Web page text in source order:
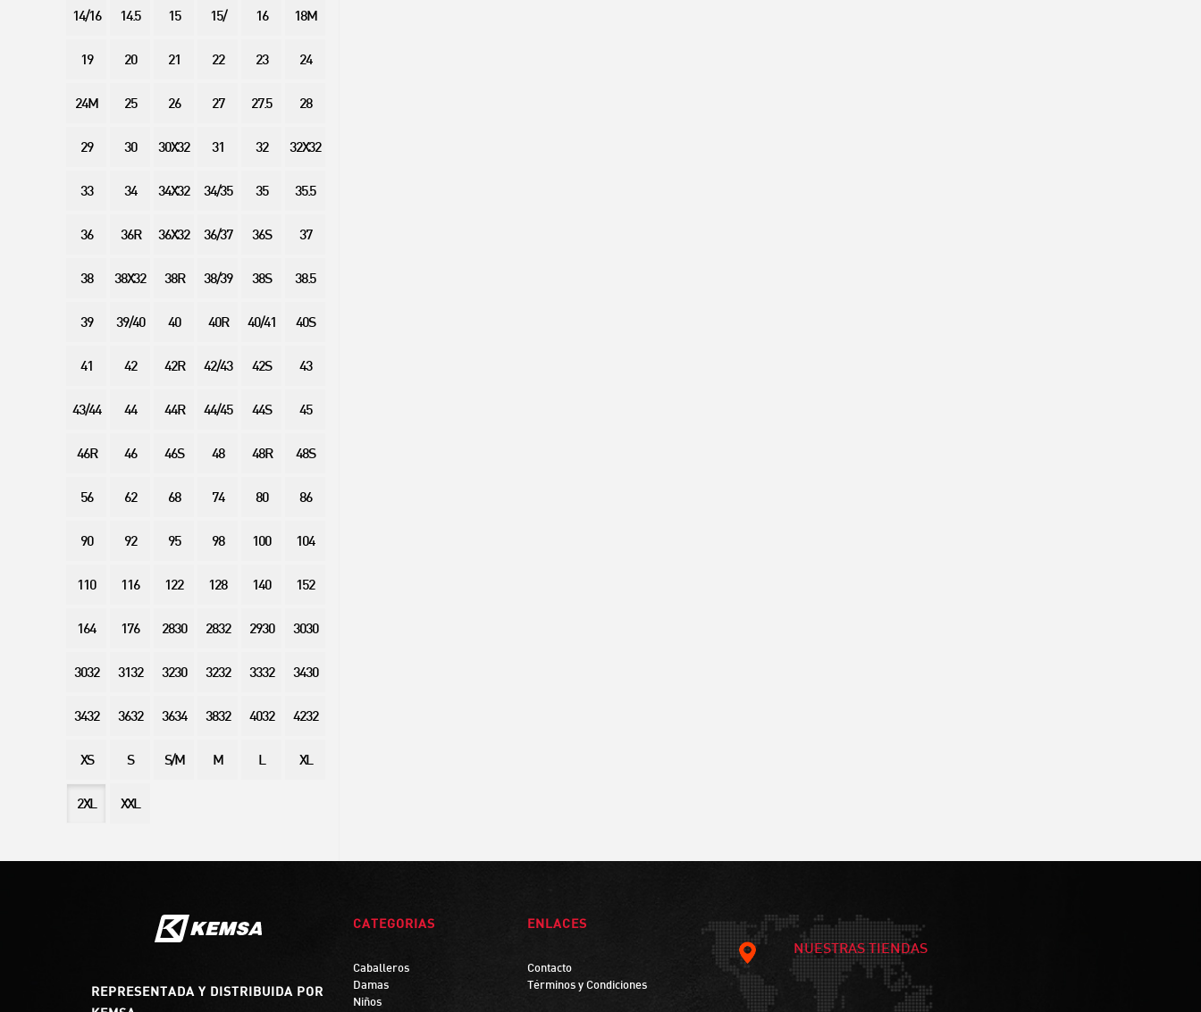
14/16 14.5 15 15/ 16 18M
19 20 21 22 23 24
24M 25 26 27 27.5 28
29 30 30X32 31 32 32X32
33 34 34X32 34/35 35 35.5
36 36R 36X32 36/37 36S 37
38 38X32 38R 38/39 38S 38.5
39 39/40 40 40R 40/41 40S
41 42 42R 42/43 42S 43
43/44 44 44R 44/45 44S 45
46R 46 46S 48 48R 48S
56 62 68 74 80 86
90 92 95 98 100 104
110 116 122 128 140 152
164 176 2830 2832 2930 3030
3032 3132 3230 3232 3332 3430
3432 3632 3634 3832 4032 4232
XS S S/M M L XL
2XL XXL
REPRESENTADA Y DISTRIBUIDA POR
CATEGORIAS
Caballeros
Damas
Niños
ENLACES
Contacto
Términos y Condiciones
NUESTRAS TIENDAS